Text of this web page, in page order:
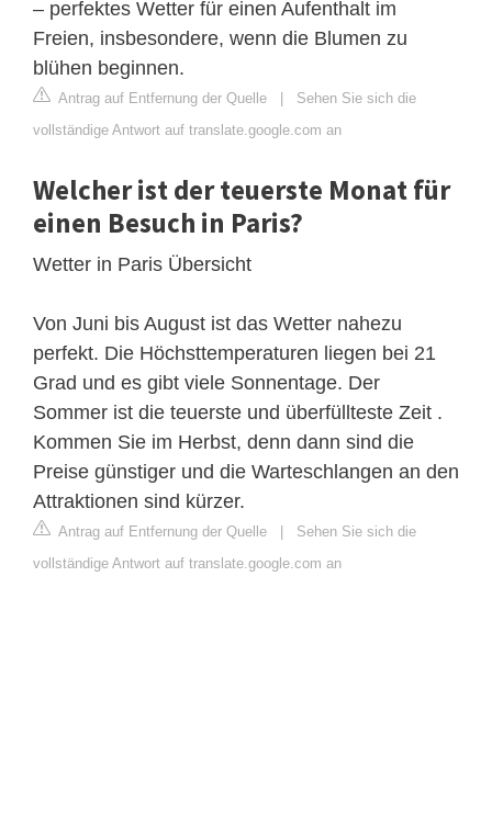
– perfektes Wetter für einen Aufenthalt im
Freien, insbesondere, wenn die Blumen zu
blühen beginnen.
Antrag auf Entfernung der Quelle | Sehen Sie sich die
vollständige Antwort auf translate.google.com an
Welcher ist der teuerste Monat für
einen Besuch in Paris?
Wetter in Paris Übersicht
Von Juni bis August ist das Wetter nahezu
perfekt. Die Höchsttemperaturen liegen bei 21
Grad und es gibt viele Sonnentage. Der
Sommer ist die teuerste und überfüllteste Zeit .
Kommen Sie im Herbst, denn dann sind die
Preise günstiger und die Warteschlangen an den
Attraktionen sind kürzer.
Antrag auf Entfernung der Quelle | Sehen Sie sich die
vollständige Antwort auf translate.google.com an